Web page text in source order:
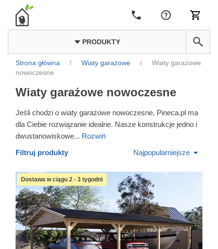
PRODUKTY
Strona główna / Wiaty garażowe /
Wiaty garażowe
nowoczesne
Wiaty garażowe nowoczesne
Jeśli chodzi o wiaty garażowe nowoczesne, Pineca.pl ma
dla Ciebie rozwiązanie idealne. Nasze konstrukcje jedno i
dwustanowiskowe... Rozwiń
Filtruj produkty Najpopularniejsze
Dostawa w ciągu 2 - 3 tygodni